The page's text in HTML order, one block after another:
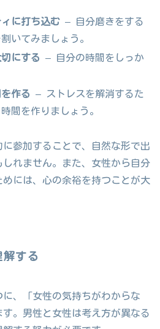
に打ち込む – 自分磨きをする
いてみましょう。
にする
– 自分の時間をしっか
作る
– ストレスを解消するた
間を作りましょう。
参加することで、自然な形で出
れません。また、女性から自分
には、心の余裕を持つことが大
する
、「女性の気持ちがわからな
。男性と女性は考え方が異なる